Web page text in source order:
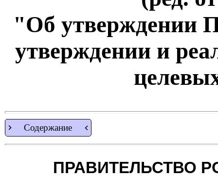
"Об утверждении
утверждении и
Содержание
ПРАВИТЕЛЬСТВО